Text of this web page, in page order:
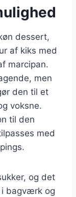
dessert,
af kiks med
marcipan.
men
den til et
voksne.
til den
med
og det
i bagværk og